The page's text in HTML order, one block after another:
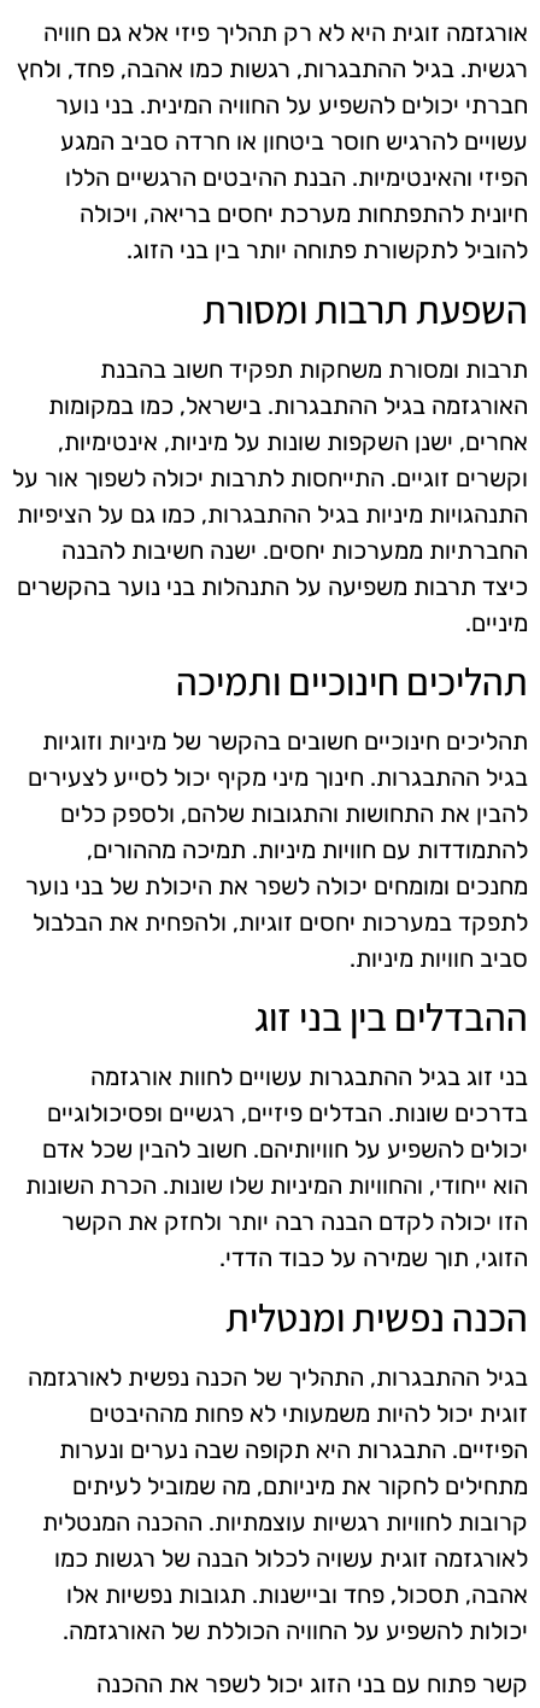
אורגזמה זוגית היא לא רק תהליך פיזי אלא גם חוויה
רגשית. בגיל ההתבגרות, רגשות כמו אהבה, פחד, ולחץ
חברתי יכולים להשפיע על החוויה המינית. בני נוער
עשויים להרגיש חוסר ביטחון או חרדה סביב המגע
הפיזי והאינטימיות. הבנת ההיבטים הרגשיים הללו
חיונית להתפתחות מערכת יחסים בריאה, ויכולה
להוביל לתקשורת פתוחה יותר בין בני הזוג.
השפעת תרבות ומסורת
תרבות ומסורת משחקות תפקיד חשוב בהבנת
האורגזמה בגיל ההתבגרות. בישראל, כמו במקומות
אחרים, ישנן השקפות שונות על מיניות, אינטימיות,
וקשרים זוגיים. התייחסות לתרבות יכולה לשפוך אור על
התנהגויות מיניות בגיל ההתבגרות, כמו גם על הציפיות
החברתיות ממערכות יחסים. ישנה חשיבות להבנה
כיצד תרבות משפיעה על התנהלות בני נוער בהקשרים
מיניים.
תהליכים חינוכיים ותמיכה
תהליכים חינוכיים חשובים בהקשר של מיניות וזוגיות
בגיל ההתבגרות. חינוך מיני מקיף יכול לסייע לצעירים
להבין את התחושות והתגובות שלהם, ולספק כלים
להתמודדות עם חוויות מיניות. תמיכה מההורים,
מחנכים ומומחים יכולה לשפר את היכולת של בני נוער
לתפקד במערכות יחסים זוגיות, ולהפחית את הבלבול
סביב חוויות מיניות.
ההבדלים בין בני זוג
בני זוג בגיל ההתבגרות עשויים לחוות אורגזמה
בדרכים שונות. הבדלים פיזיים, רגשיים ופסיכולוגיים
יכולים להשפיע על חוויותיהם. חשוב להבין שכל אדם
הוא ייחודי, והחוויות המיניות שלו שונות. הכרת השונות
הזו יכולה לקדם הבנה רבה יותר ולחזק את הקשר
הזוגי, תוך שמירה על כבוד הדדי.
הכנה נפשית ומנטלית
בגיל ההתבגרות, התהליך של הכנה נפשית לאורגזמה
זוגית יכול להיות משמעותי לא פחות מההיבטים
הפיזיים. התבגרות היא תקופה שבה נערים ונערות
מתחילים לחקור את מיניותם, מה שמוביל לעיתים
קרובות לחוויות רגשיות עוצמתיות. ההכנה המנטלית
לאורגזמה זוגית עשויה לכלול הבנה של רגשות כמו
אהבה, תסכול, פחד וביישנות. תגובות נפשיות אלו
יכולות להשפיע על החוויה הכוללת של האורגזמה.
קשר פתוח עם בני הזוג יכול לשפר את ההכנה